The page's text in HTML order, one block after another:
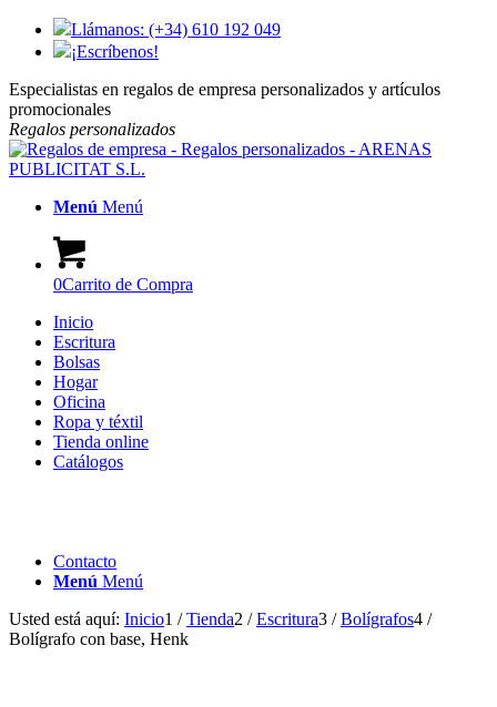
Llámanos: (+34) 610 192 049
¡Escríbenos!
Especialistas en regalos de empresa personalizados y artículos
promocionales
Regalos personalizados
Menú Menú
0Carrito de Compra
Inicio
Escritura
Bolsas
Hogar
Oficina
Ropa y téxtil
Tienda online
Catálogos
Contacto
Menú Menú
Usted está aquí: Inicio1 / Tienda2 / Escritura3 / Bolígrafos4 /
Bolígrafo con base, Henk